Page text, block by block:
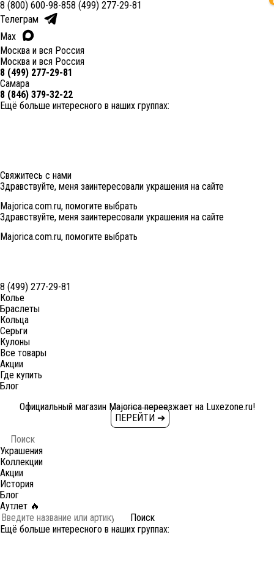
8 (800) 600-98-858 (499) 277-29-81
Телеграм
Max
Москва и вся Россия
Москва и вся Россия
8 (499) 277-29-81
Самара
8 (846) 379-32-22
Ещё больше интересного в наших группах:
Свяжитесь с нами
Здравствуйте, меня заинтересовали украшения на сайте
Majorica.com.ru, помогите выбрать
Здравствуйте, меня заинтересовали украшения на сайте
Majorica.com.ru, помогите выбрать
8 (499) 277-29-81
Колье
Браслеты
Кольца
Серьги
Кулоны
Все товары
Акции
Где купить
Блог
Официальный магазин Majorica переезжает на Luxezone.ru!
ПЕРЕЙТИ ➔
Украшения
Коллекции
Акции
История
Блог
Аутлет 🔥
Поиск
Ещё больше интересного в наших группах: